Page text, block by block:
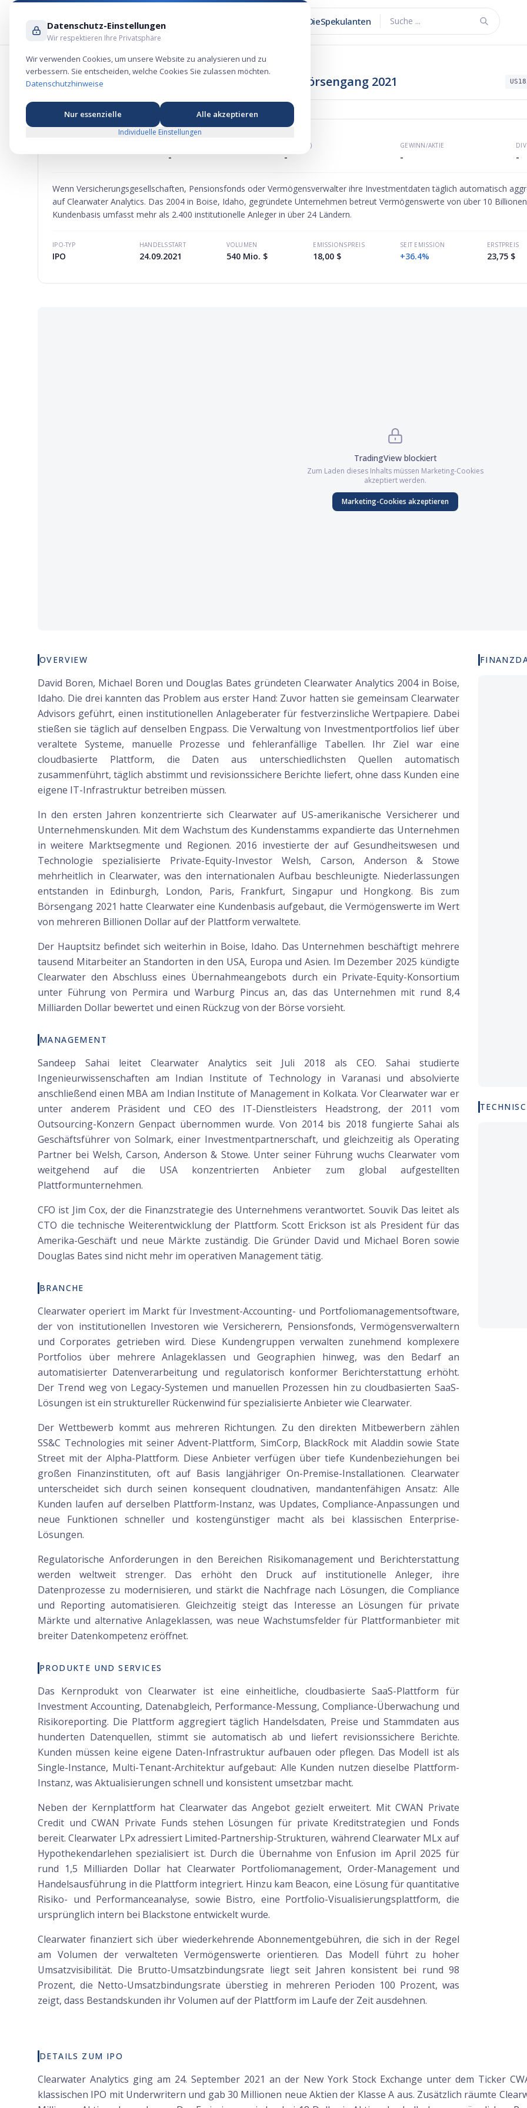
DieSpekulanten Suche ...
Clearwater Analytics Holdings Aktie – Finanz-Börsengang 2021
CLEARWATER ANALYTICS
-
KGV (P/E)
-
GEWINN/AKTIE
- -
Wenn Versicherungsgesellschaften, Pensionsfonds oder Vermögensverwalter ihre Investmentdaten täglich automatisch
auf Clearwater Analytics. Das 2004 in Boise, Idaho, gegründete Unternehmen betreut Vermögenswerte von über 10
Kundenbasis umfasst mehr als 2.400 institutionelle Anleger in über 24 Ländern.
IPO-TYP
IPO
HANDELSSTART
24.09.2021
VOLUMEN
540 Mio. $
EMISSIONSPREIS
18,00 $
SEIT EMISSION
+36.4%
ERSTPREIS
23,75 $
TradingViewblockiert
Zum Laden dieses Inhalts müssen Marketing-Cookies
akzeptiert werden.
Marketing-Cookies akzeptieren
OVERVIEW
David Boren, Michael Boren und Douglas Bates gründeten Clearwater Analytics 2004 in Boise,
Idaho. Die drei kannten das Problem aus erster Hand: Zuvor hatten sie gemeinsam Clearwater
Advisors geführt, einen institutionellen Anlageberater für festverzinsliche Wertpapiere. Dabei
stießen sie täglich auf denselben Engpass. Die Verwaltung von Investmentportfolios lief über
veraltete Systeme, manuelle Prozesse und fehleranfällige Tabellen. Ihr Ziel war eine
cloudbasierte Plattform, die Daten aus unterschiedlichsten Quellen automatisch
zusammenführt, täglich abstimmt und revisionssichere Berichte liefert, ohne dass Kunden eine
eigene IT-Infrastruktur betreiben müssen.
In den ersten Jahren konzentrierte sich Clearwater auf US-amerikanische Versicherer und
Unternehmenskunden. Mit dem Wachstum des Kundenstamms expandierte das Unternehmen
in weitere Marktsegmente und Regionen. 2016 investierte der auf Gesundheitswesen und
Technologie spezialisierte Private-Equity-Investor Welsh, Carson, Anderson & Stowe
mehrheitlich in Clearwater, was den internationalen Aufbau beschleunigte. Niederlassungen
entstanden in Edinburgh, London, Paris, Frankfurt, Singapur und Hongkong. Bis zum
Börsengang 2021 hatte Clearwater eine Kundenbasis aufgebaut, die Vermögenswerte im Wert
von mehreren Billionen Dollar auf der Plattform verwaltete.
Der Hauptsitz befindet sich weiterhin in Boise, Idaho. Das Unternehmen beschäftigt mehrere
tausend Mitarbeiter an Standorten in den USA, Europa und Asien. Im Dezember 2025 kündigte
Clearwater den Abschluss eines Übernahmeangebots durch ein Private-Equity-Konsortium
unter Führung von Permira und Warburg Pincus an, das das Unternehmen mit rund 8,4
Milliarden Dollar bewertet und einen Rückzug von der Börse vorsieht.
MANAGEMENT
Sandeep Sahai leitet Clearwater Analytics seit Juli 2018 als CEO. Sahai studierte
Ingenieurwissenschaften am Indian Institute of Technology in Varanasi und absolvierte
anschließend einen MBA am Indian Institute of Management in Kolkata. Vor Clearwater war er
unter anderem Präsident und CEO des IT-Dienstleisters Headstrong, der 2011 vom
Outsourcing-Konzern Genpact übernommen wurde. Von 2014 bis 2018 fungierte Sahai als
Geschäftsführer von Solmark, einer Investmentpartnerschaft, und gleichzeitig als Operating
Partner bei Welsh, Carson, Anderson & Stowe. Unter seiner Führung wuchs Clearwater vom
weitgehend auf die USA konzentrierten Anbieter zum global aufgestellten
Plattformunternehmen.
CFO ist Jim Cox, der die Finanzstrategie des Unternehmens verantwortet. Souvik Das leitet als
CTO die technische Weiterentwicklung der Plattform. Scott Erickson ist als President für das
Amerika-Geschäft und neue Märkte zuständig. Die Gründer David und Michael Boren sowie
Douglas Bates sind nicht mehr im operativen Management tätig.
BRANCHE
Clearwater operiert im Markt für Investment-Accounting- und Portfoliomanagementsoftware,
der von institutionellen Investoren wie Versicherern, Pensionsfonds, Vermögensverwaltern
und Corporates getrieben wird. Diese Kundengruppen verwalten zunehmend komplexere
Portfolios über mehrere Anlageklassen und Geographien hinweg, was den Bedarf an
automatisierter Datenverarbeitung und regulatorisch konformer Berichterstattung erhöht.
Der Trend weg von Legacy-Systemen und manuellen Prozessen hin zu cloudbasierten SaaS-
Lösungen ist ein struktureller Rückenwind für spezialisierte Anbieter wie Clearwater.
Der Wettbewerb kommt aus mehreren Richtungen. Zu den direkten Mitbewerbern zählen
SS&C Technologies mit seiner Advent-Plattform, SimCorp, BlackRock mit Aladdin sowie State
Street mit der Alpha-Plattform. Diese Anbieter verfügen über tiefe Kundenbeziehungen bei
großen Finanzinstituten, oft auf Basis langjähriger On-Premise-Installationen. Clearwater
unterscheidet sich durch seinen konsequent cloudnativen, mandantenfähigen Ansatz: Alle
Kunden laufen auf derselben Plattform-Instanz, was Updates, Compliance-Anpassungen und
neue Funktionen schneller und kostengünstiger macht als bei klassischen Enterprise-
Lösungen.
Regulatorische Anforderungen in den Bereichen Risikomanagement und Berichterstattung
werden weltweit strenger. Das erhöht den Druck auf institutionelle Anleger, ihre
Datenprozesse zu modernisieren, und stärkt die Nachfrage nach Lösungen, die Compliance
und Reporting automatisieren. Gleichzeitig steigt das Interesse an Lösungen für private
Märkte und alternative Anlageklassen, was neue Wachstumsfelder für Plattformanbieter mit
breiter Datenkompetenz eröffnet.
PRODUKTE UND SERVICES
Das Kernprodukt von Clearwater ist eine einheitliche, cloudbasierte SaaS-Plattform für
Investment Accounting, Datenabgleich, Performance-Messung, Compliance-Überwachung und
Risikoreporting. Die Plattform aggregiert täglich Handelsdaten, Preise und Stammdaten aus
hunderten Datenquellen, stimmt sie automatisch ab und liefert revisionssichere Berichte.
Kunden müssen keine eigene Daten-Infrastruktur aufbauen oder pflegen. Das Modell ist als
Single-Instance, Multi-Tenant-Architektur aufgebaut: Alle Kunden nutzen dieselbe Plattform-
Instanz, was Aktualisierungen schnell und konsistent umsetzbar macht.
Neben der Kernplattform hat Clearwater das Angebot gezielt erweitert. Mit CWAN Private
Credit und CWAN Private Funds stehen Lösungen für private Kreditstrategien und Fonds
bereit. Clearwater LPx adressiert Limited-Partnership-Strukturen, während Clearwater MLx auf
Hypothekendarlehen spezialisiert ist. Durch die Übernahme von Enfusion im April 2025 für
rund 1,5 Milliarden Dollar hat Clearwater Portfoliomanagement, Order-Management und
Handelsausführung in die Plattform integriert. Hinzu kam Beacon, eine Lösung für quantitative
Risiko- und Performanceanalyse, sowie Bistro, eine Portfolio-Visualisierungsplattform, die
ursprünglich intern bei Blackstone entwickelt wurde.
Clearwater finanziert sich über wiederkehrende Abonnementgebühren, die sich in der Regel
am Volumen der verwalteten Vermögenswerte orientieren. Das Modell führt zu hoher
Umsatzvisibilität. Die Brutto-Umsatzbindungsrate liegt seit Jahren konsistent bei rund 98
Prozent, die Netto-Umsatzbindungsrate überstieg in mehreren Perioden 100 Prozent, was
zeigt, dass Bestandskunden ihr Volumen auf der Plattform im Laufe der Zeit ausdehnen.
DETAILS ZUM IPO
Clearwater Analytics ging am 24. September 2021 an der New York Stock Exchange unter dem Ticker
klassischen IPO mit Underwritern und gab 30 Millionen neue Aktien der Klasse A aus. Zusätzlich räumte
Datenschutz-Einstellungen
Wir respektieren Ihre Privatsphäre
Wir verwenden Cookies, um unsere Website zu analysieren und zu
verbessern. Sie entscheiden, welche Cookies Sie zulassen möchten.
Datenschutzhinweise
Nur essenzielle Alle akzeptieren
Individuelle Einstellungen